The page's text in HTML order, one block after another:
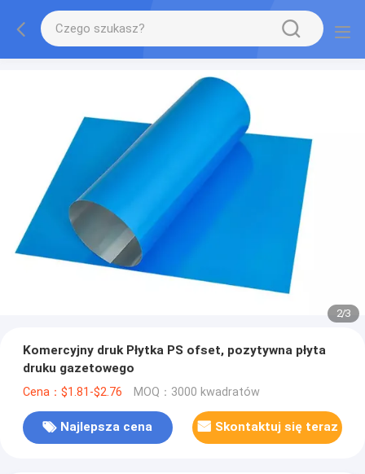
2/3
Komercyjny druk Płytka PS ofset, pozytywna płyta
druku gazetowego
Cena：$1.81-$2.76 MOQ：3000 kwadratów
Najlepsza cena Skontaktuj się teraz